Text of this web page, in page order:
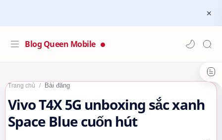
Blog Queen Mobile
Trang chủ Bài đăng
Vivo T4X 5G unboxing sắc xanh
Space Blue cuốn hút